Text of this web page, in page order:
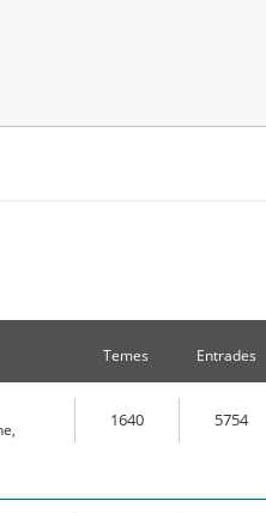
Temes Entrades
1640 5754